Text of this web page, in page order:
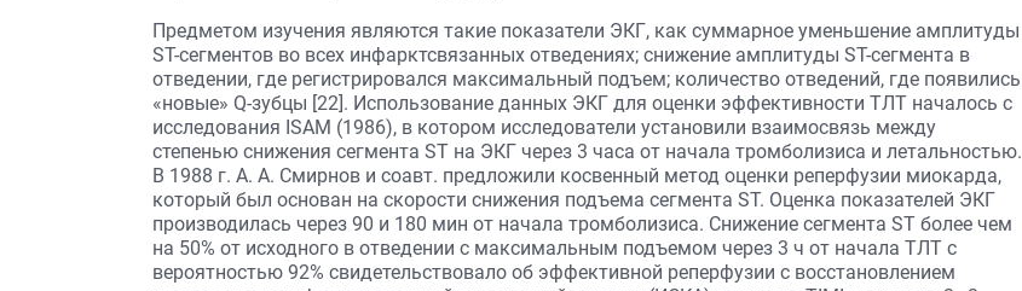
Предметом изучения являются такие показатели ЭКГ, как суммарное уменьшение амплитуды
ST-сегментов во всех инфарктсвязанных отведениях; снижение амплитуды ST-сегмента в
отведении, где регистрировался максимальный подъем; количество отведений, где появились
«новые» Q-зубцы [22]. Использование данных ЭКГ для оценки эффективности ТЛТ началось с
исследования ISAM (1986), в котором исследователи установили взаимосвязь между
степенью снижения сегмента ST на ЭКГ через 3 часа от начала тромболизиса и летальностью.
В 1988 г. А. А. Смирнов и соавт. предложили косвенный метод оценки реперфузии миокарда,
который был основан на скорости снижения подъема сегмента ST. Оценка показателей ЭКГ
производилась через 90 и 180 мин от начала тромболизиса. Снижение сегмента ST более чем
на 50% от исход­ного в отведении с максимальным подъемом через 3 ч от начала ТЛТ с
вероятностью 92% свидетельствовало об эффективной реперфузии с восстановлением